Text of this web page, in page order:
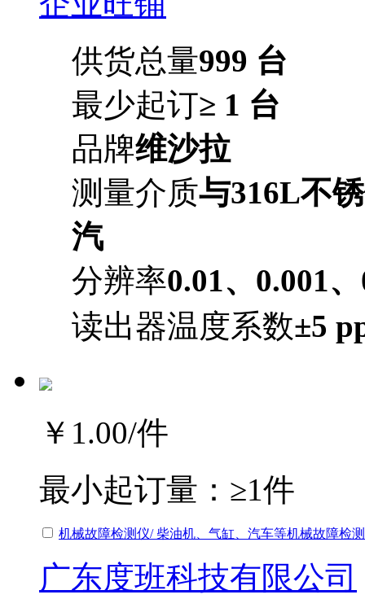
供货总量999 台
最少起订≥ 1 台
品牌维沙拉
测量介质与316L不
汽
分辨率0.01、0.001
读出器温度系数±5
￥1.00/件
最小起订量： ≥1件
机械故障检测仪/ 柴油机、气缸、汽车等机械故障检测
广东度班科技有限公司